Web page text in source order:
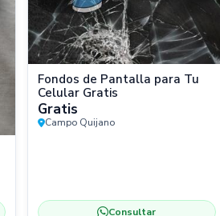
Fondos de Pantalla para Tu
Celular Gratis
Gratis
Campo Quijano
Consultar